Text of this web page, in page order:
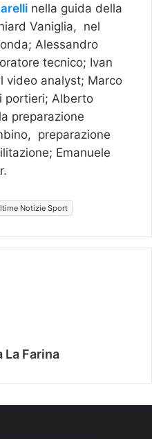
nella guida della
Vaniglia, nel
Alessandro
tecnico; Ivan
video analyst; Marco
portieri; Alberto
preparazione
preparazione
Emanuele
Notizie Sport
La Farina